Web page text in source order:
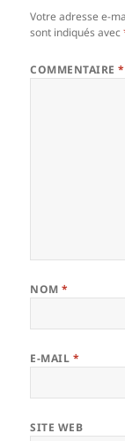
Votre adresse e-
sont indiqués avec
COMMENTAIRE*
NOM*
E-MAIL *
SITE WEB